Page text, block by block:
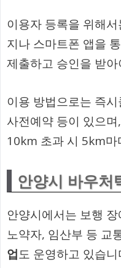
이용자 등록을 위해
지나 스마트폰 앱을
제출하고 승인을 받아
이용 방법으로는 즉
사전예약 등이 있으
10km 초과 시 5km마
안양시 바우처
안양시에서는 보행
노약자, 임산부 등 교
업도 운영하고 있습니